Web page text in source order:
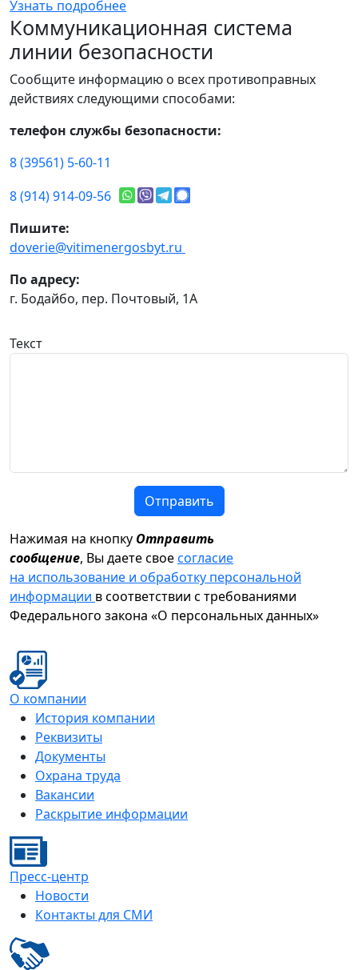
Узнать подробнее
Коммуникационная система
линии безопасности
Сообщите информацию о всех противоправных
действиях следующими способами:
телефон службы безопасности:
8 (39561) 5-60-11
8 (914) 914-09-56
Пишите:
doverie@vitimenergosbyt.ru
По адресу:
г. Бодайбо, пер. Почтовый, 1А
Текст
Отправить
Нажимая на кнопку Отправить
сообщение, Вы даете своесогласие
на использование и обработку персональной
информации в соответствии с требованиями
Федерального закона «О персональных данных»
О компании
История компании
Реквизиты
Документы
Охрана труда
Вакансии
Раскрытие информации
Пресс-центр
Новости
Контакты для СМИ